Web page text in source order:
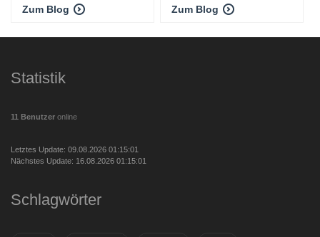
Zum Blog Zum Blog
Statistik
11 Benutzer online
Letztes Update: 09.08.2026 01:15:01
Nächstes Update: 16.08.2026 01:15:01
Schlagwörter